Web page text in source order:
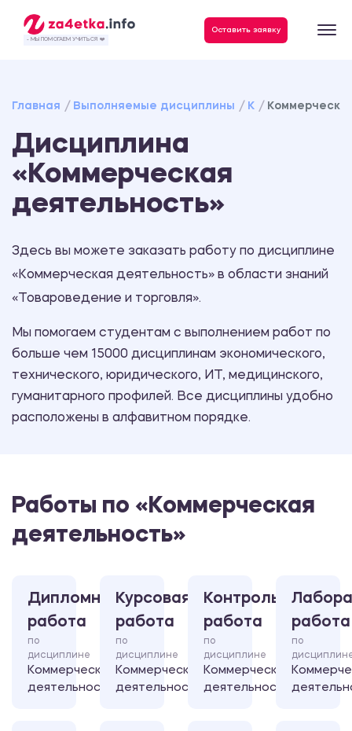
- МЫ ПОМОГАЕМ УЧИТЬСЯ ❤️
Оставить заявку
Главная Выполняемые дисциплины К
Дисциплина
«Коммерческая
деятельность»
Здесь вы можете заказать работу по дисциплине
«Коммерческая деятельность» в области знаний
«Товароведение и торговля».
Мы помогаем студентам с выполнением работ по
больше чем 15000 дисциплинам экономического,
технического, юридического, ИТ, медицинского,
гуманитарного профилей. Все дисциплины удобно
расположены в алфавитном порядке.
Работы по «Коммерческая
деятельность»
Дипломная
работа
по
дисциплине
Коммерческая
деятельность
Курсовая
работа
по
дисциплине
Коммерческая
деятельность
Контрольная
работа
по
дисциплине
Коммерческая
деятельность
работа
по